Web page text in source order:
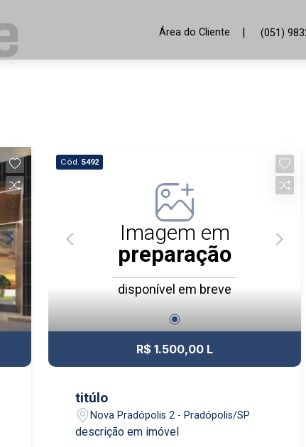
Área do Cliente | (051)
Cód. 5492
Imagem em
preparação
disponível em breve
R$ 1.500,00 L
titúlo
Nova Pradópolis 2 - Pradópolis/SP
descrição em imóvel